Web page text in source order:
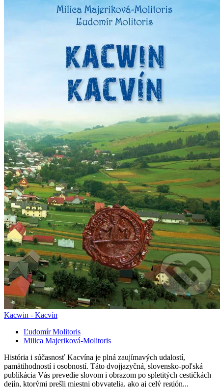
Kacwin - Kacvín
Ľudomír Molitoris
Milica Majeriková-Molitoris
História i súčasnosť Kacvína je plná zaujímavých udalostí,
pamätihodností i osobností. Táto dvojjazyčná, slovensko-poľská
publikácia Vás prevedie slovom i obrazom po spletitých cestičkách
dejín, ktorými prešli miestni obyvatelia, ako aj celý región...